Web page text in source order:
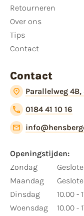
Retourneren
Over ons
Tips
Contact
Contact
Parallelweg
0184 41 10 16
Openingstijden:
Zondag
Maandag
Dinsdag
Woensdag
10.00 -
10.00 -